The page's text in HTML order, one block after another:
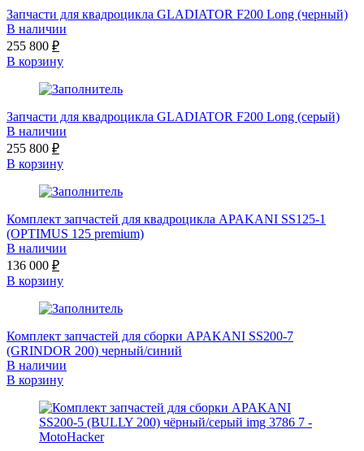
Запчасти для квадроцикла GLADIATOR F200 Long (черный)
В наличии
255 800 ₽
В корзину
Запчасти для квадроцикла GLADIATOR F200 Long (серый)
В наличии
255 800 ₽
В корзину
Комплект запчастей для квадроцикла APAKANI SS125-1
(OPTIMUS 125 premium)
В наличии
136 000 ₽
В корзину
Комплект запчастей для сборки APAKANI SS200-7
(GRINDOR 200) черный/синий
В наличии
В корзину